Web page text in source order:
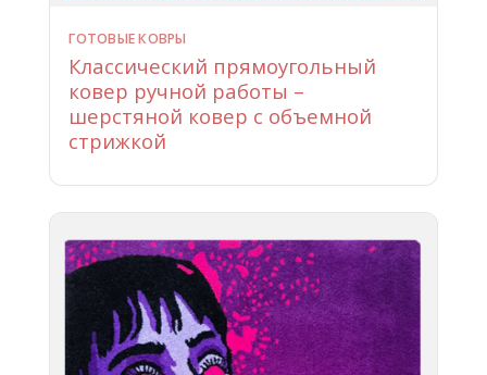
ГОТОВЫЕ КОВРЫ
Классический прямоугольный
ковер ручной работы –
шерстяной ковер с объемной
стрижкой